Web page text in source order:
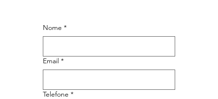
Nome *
Email *
Telefone *